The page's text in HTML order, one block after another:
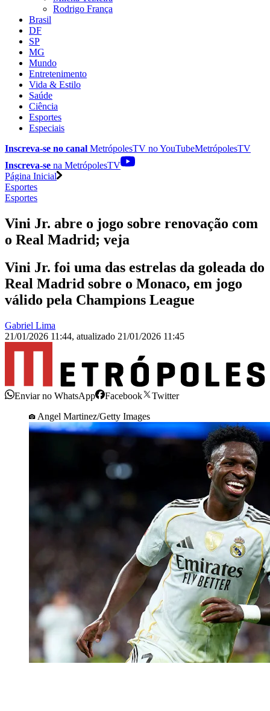
Rodrigo França
Brasil
DF
SP
MG
Mundo
Entretenimento
Vida & Estilo
Saúde
Ciência
Esportes
Especiais
Inscreva-se no canal MetrópolesTV noYouTubeMetrópolesTV
Inscreva-se na MetrópolesTV
Página Inicial
Esportes
Esportes
Vini Jr. abre o jogo sobre renovação com
o Real Madrid; veja
Vini Jr. foi uma das estrelas da goleada do
Real Madrid sobre o Monaco, em jogo
válido pela Champions League
Gabriel Lima
21/01/2026 11:44, atualizado 21/01/2026 11:45
Enviar no WhatsApp Facebook
Twitter
Angel Martinez/Getty Images